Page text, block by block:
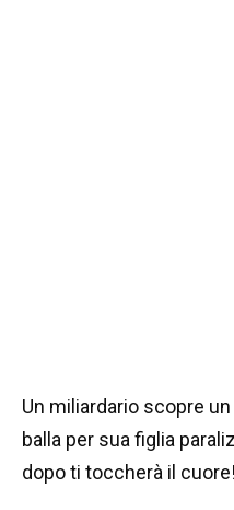
Un miliardario scopre
balla per sua figlia
dopo ti toccherà il cuore!